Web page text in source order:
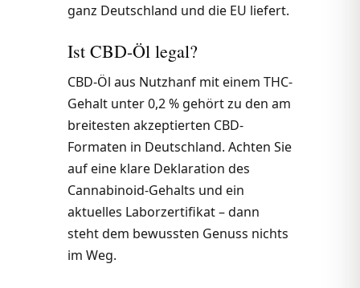
ganz Deutschland und die EU liefert.
Ist CBD-Öl legal?
CBD-Öl aus Nutzhanf mit einem THC-
Gehalt unter 0,2 % gehört zu den am
breitesten akzeptierten CBD-
Formaten in Deutschland. Achten Sie
auf eine klare Deklaration des
Cannabinoid-Gehalts und ein
aktuelles Laborzertifikat – dann
steht dem bewussten Genuss nichts
im Weg.